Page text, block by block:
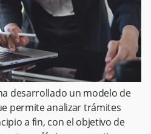
desarrollado un modelo de
permite analizar trámites
a fin, con el objetivo de